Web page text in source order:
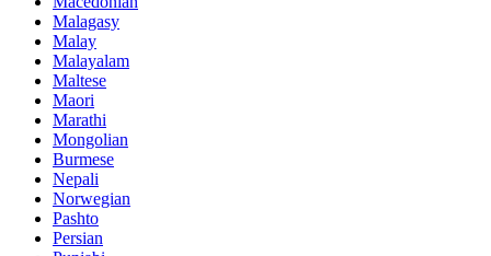
Malagasy
Malay
Malayalam
Maltese
Maori
Marathi
Mongolian
Burmese
Nepali
Norwegian
Pashto
Persian